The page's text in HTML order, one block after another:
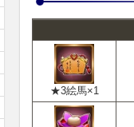
★3絵馬×1